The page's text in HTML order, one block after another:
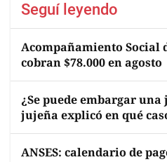
Seguí leyendo
Acompañamiento Social
cobran $78.000 en agosto
¿Se puede embargar
jujeña explicó en qué
ANSES: calendario de